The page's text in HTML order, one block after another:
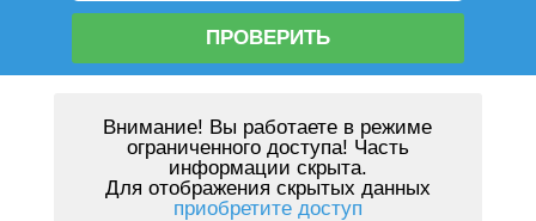
ПРОВЕРИТЬ
Внимание! Вы работаете в режиме
ограниченного доступа! Часть
информации скрыта.
Для отображения скрытых данных
приобретите доступ